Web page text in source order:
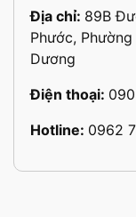
Địa chỉ: 89B
Phước,
Dương
Điện thoại:
Hotline: 0962